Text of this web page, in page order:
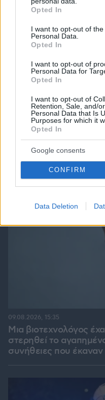
grant or deny consent to
use your data for below
consent section.
Opted In
I want to opt-out of
Personal Data.
Opted In
I want to opt-out of
Personal Data for
Opted In
I want to opt-out of
Retention, Sale, and/
Personal Data that Is
Purposes for which it
Opted In
Google consents
CONFIRM
Data Deletion
Cut The Rope
ΔΕΙΤΕ ΟΛΑ ΤΑ GAMES
Best of Network
Μια βιοτεχνολόγος
στερηθεί το
συνήθειες που
09.08.2026, 15:35